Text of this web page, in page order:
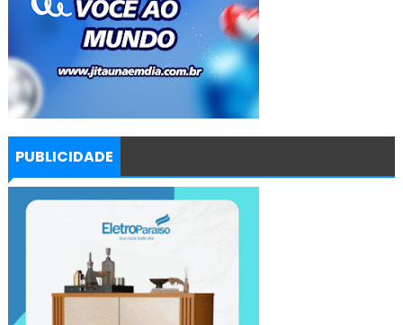
PUBLICIDADE